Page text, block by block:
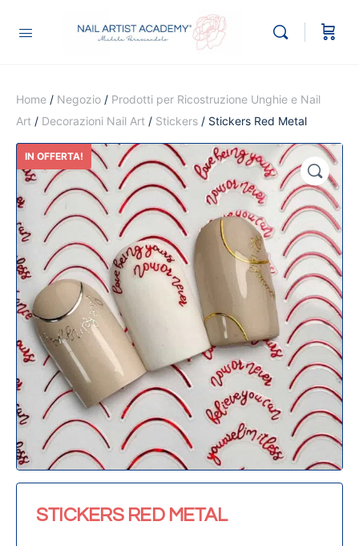
Home / Negozio / Prodotti per Ricostruzione Unghie e Nail
Art / Decorazioni Nail Art / Stickers / Stickers Red Metal
IN OFFERTA!
🔍
STICKERS RED METAL